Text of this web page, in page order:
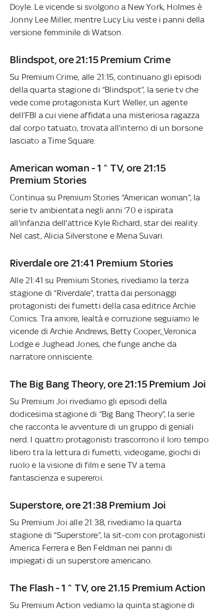
Doyle. Le vicende si svolgono a New York, Holmes è
Jonny Lee Miller, mentre Lucy Liu veste i panni della
versione femminile di Watson.
Blindspot, ore 21:15 Premium Crime
Su Premium Crime, alle 21:15, continuano gli episodi
della quarta stagione di “Blindspot”, la serie tv che
vede come protagonista Kurt Weller, un agente
dell’FBI a cui viene affidata una misteriosa ragazza
dal corpo tatuato, trovata all’interno di un borsone
lasciato a Time Square.
American woman - 1^ TV, ore 21:15
Premium Stories
Continua su Premium Stories “American woman”, la
serie tv ambientata negli anni ‘70 e ispirata
all'infanzia dell'attrice Kyle Richard, star dei reality.
Nel cast, Alicia Silverstone e Mena Suvari.
Riverdale ore 21:41 Premium Stories
Alle 21:41 su Premium Stories, rivediamo la terza
stagione di “Riverdale”, tratta dai personaggi
protagonisti dei fumetti della casa editrice Archie
Comics. Tra amore, lealtà e corruzione seguiamo le
vicende di Archie Andrews, Betty Cooper, Veronica
Lodge e Jughead Jones, che funge anche da
narratore onnisciente.
The Big Bang Theory, ore 21:15 Premium Joi
Su Premium Joi rivediamo gli episodi della
dodicesima stagione di “Big Bang Theory”, la serie
che racconta le avventure di un gruppo di geniali
nerd. I quattro protagonisti trascorrono il loro tempo
libero tra la lettura di fumetti, videogame, giochi di
ruolo e la visione di film e serie TV a tema
fantascienza e supereroi.
Superstore, ore 21:38 Premium Joi
Su Premium Joi alle 21:38, rivediamo la quarta
stagione di “Superstore”, la sit-com con protagonisti
America Ferrera e Ben Feldman nei panni di
impiegati di un superstore americano.
The Flash - 1^ TV, ore 21.15 Premium Action
Su Premium Action vediamo la quinta stagione di